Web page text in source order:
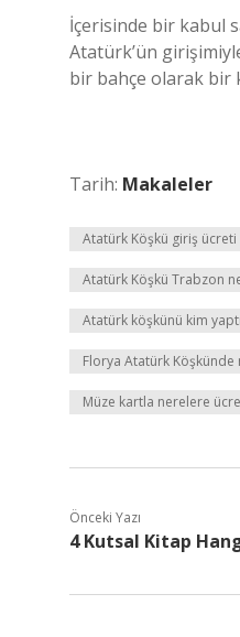
İçerisinde bir kabul
Atatürk’ün
bir bahçe olarak bir
Tarih: Makaleler
Atatürk Köşkü giriş
Atatürk Köşkü Trabzon
Atatürk köşkünü kim yaptı
Florya Atatürk Köşkünde
Müze kartla nerelere
Önceki Yazı
4 Kutsal Kitap